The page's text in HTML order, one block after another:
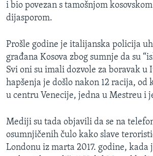
i bio povezan s tamošnjom
dijasporom.
Prošle godine je italijanska policija
građana Kosova zbog sumnje da su
Svi oni su imali dozvole za boravak u
hapšenja je došlo nakon 12 racija, od
u centru Venecije, jedna u Mestreu i
Mediji su tada objavili da se na
osumnjičenih čulo kako slave
Londonu iz marta 2017. godine, kada